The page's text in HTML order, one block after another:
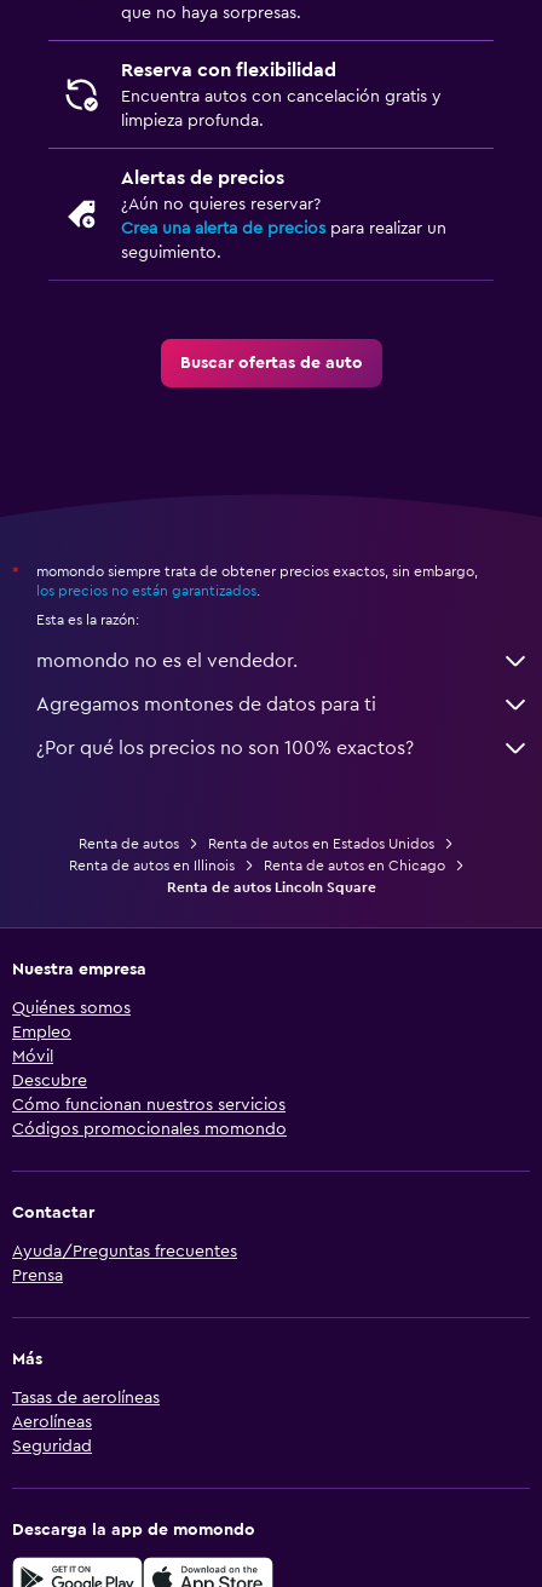
que no haya sorpresas.
Reserva con flexibilidad
Encuentra autos con cancelación gratis y
limpieza profunda.
Alertas de precios
¿Aún no quieres reservar?
Crea una alerta de precios para realizar un
seguimiento.
Buscar ofertas de auto
*
momondo siempre trata de obtener precios exactos, sin embargo,
los precios no están garantizados.
Esta es la razón:
momondo no es el vendedor.
Agregamos montones de datos para ti
¿Por qué los precios no son 100% exactos?
Renta de autos
Renta de autos en Estados Unidos
Renta de autos en Illinois
Renta de autos en Chicago
Renta de autos Lincoln Square
Nuestra empresa
Quiénes somos
Empleo
Móvil
Descubre
Cómo funcionan nuestros servicios
Códigos promocionales momondo
Contactar
Ayuda/Preguntas frecuentes
Prensa
Más
Tasas de aerolíneas
Aerolíneas
Seguridad
Descarga la app de momondo